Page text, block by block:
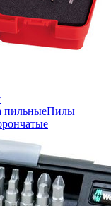
пильныеПилы